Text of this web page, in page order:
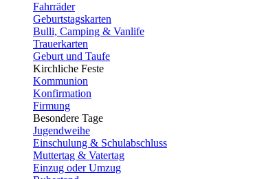
Fahrräder
Geburtstagskarten
Bulli, Camping & Vanlife
Trauerkarten
Geburt und Taufe
Kirchliche Feste
Kommunion
Konfirmation
Firmung
Besondere Tage
Jugendweihe
Einschulung & Schulabschluss
Muttertag & Vatertag
Einzug oder Umzug